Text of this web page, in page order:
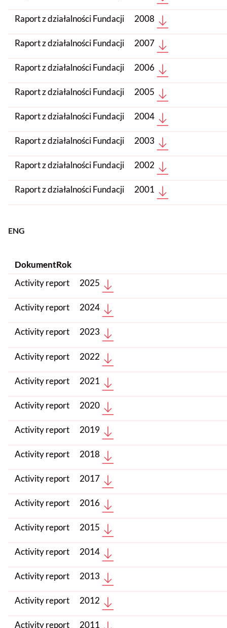
Raport z działalności Fundacji 2008
Raport z działalności Fundacji 2007
Raport z działalności Fundacji 2006
Raport z działalności Fundacji 2005
Raport z działalności Fundacji 2004
Raport z działalności Fundacji 2003
Raport z działalności Fundacji 2002
Raport z działalności Fundacji 2001
ENG
DokumentRok
Activity report
2025
Activity report 2024
Activity report 2023
Activity report 2022
Activity report 2021
Activity report 2020
Activity report 2019
Activity report 2018
Activity report 2017
Activity report 2016
Activity report 2015
Activity report 2014
Activity report 2013
Activity report 2012
Activity report 2011